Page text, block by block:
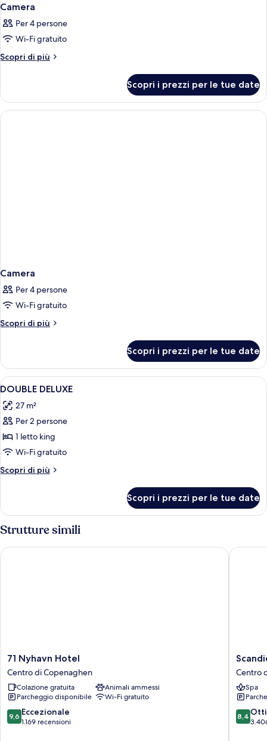
Camera
Per 4 persone
Wi-Fi gratuito
Scopri di più
Altri
Scopri i prezzi per le tue date
Camera
Per 4 persone
Wi-Fi gratuito
Scopri di più
Altri
Scopri i prezzi per le tue date
Apri
tutte
le
foto
per
DOUBLE
DELUXE
Una stanza con un letto, una
3
DOUBLE DELUXE
27 m²
Per 2 persone
1 letto king
Wi-Fi gratuito
Scopri di più
Altri
DELUXE
Scopri i prezzi per le tue date
Strutture simili
71
Nyhavn
Hotel
Centro
di
Copenaghen
71 Nyhavn Hotel
Centro di Copenaghen
Colazione gratuita
Animali ammessi
Parcheggio disponibile
Wi-Fi gratuito
9.6
su
9,6 Eccezionale
1.169 recensioni
71 Nyhavn Hotel
Scandic
Centro
di
Centro
Spa
8.4
su
8,4
Scandic